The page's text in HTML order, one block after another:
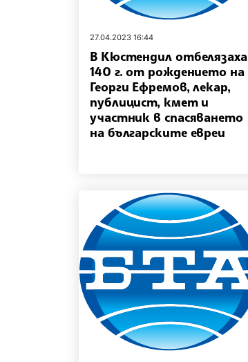
27.04.2023 16:44
В Кюстендил отбелязаха
140 г. от рождението на
Георги Ефремов, лекар,
публицист, кмет и
участник в спасяването
на българските евреи